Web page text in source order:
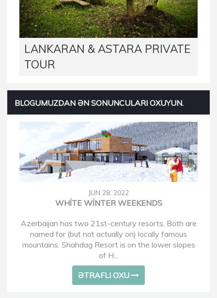
LANKARAN & ASTARA PRIVATE
TOUR
BLOGUMUZDAN ƏN SONUNCULARI OXUYUN.
JUN 28, 2022
WHITE WINTER WEEKENDS
Azerbaijan has two 21st-century resorts. Both are
named for (but not actually on) locally famous
mountains. Shahdag Resort is on the lower slopes
of H...
ƏTRAFLI OXU